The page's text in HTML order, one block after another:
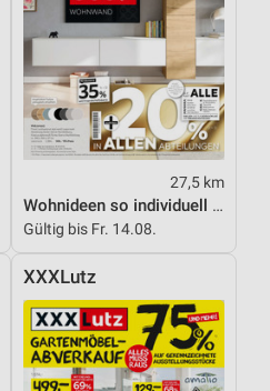
27,5 km
Wohnideen so individuell wie du!
Gültig bis Fr. 14.08.
XXXLutz